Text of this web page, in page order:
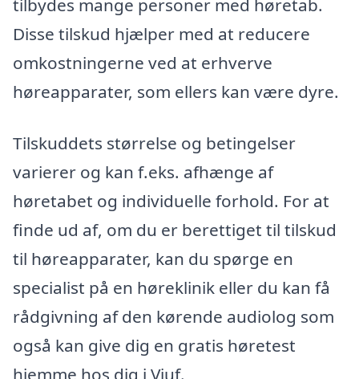
tilbydes mange personer med høretab.
Disse tilskud hjælper med at reducere
omkostningerne ved at erhverve
høreapparater, som ellers kan være dyre.
Tilskuddets størrelse og betingelser
varierer og kan f.eks. afhænge af
høretabet og individuelle forhold. For at
finde ud af, om du er berettiget til tilskud
til høreapparater, kan du spørge en
specialist på en høreklinik eller du kan få
rådgivning af den kørende audiolog som
også kan give dig en gratis høretest
hjemme hos dig i Viuf.